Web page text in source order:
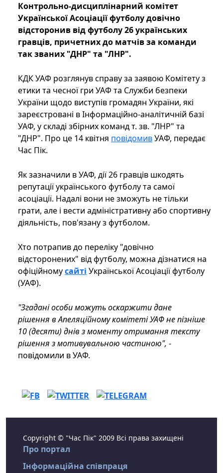
Контрольно-дисциплінарний комітет
Української Асоціації футболу довічно
відсторонив від футболу 26 українських
гравців, причетних до матчів за команди
так званих "ДНР" та "ЛНР".
КДК УАФ розглянув справу за заявою Комітету з
етики та чесної гри УАФ та Служби безпеки
України щодо виступів громадян України, які
зареєстровані в Інформаційно-аналітичній базі
УАФ, у складі збірних команд т. зв. "ЛНР" та
"ДНР". Про це 14 квітня повідомивУАФ, передає
Час Пік.
Як зазначили в УАФ, дії 26 гравців шкодять
репутації українського футболу та самої
асоціації. Надалі вони не зможуть не тільки
грати, але і вести адміністративну або спортивну
діяльність, пов'язану з футболом.
Хто потрапив до переліку "довічно
відсторонених" від футболу, можна дізнатися на
офіційномусайті Української Асоціації футболу
(УАФ).
"Згадані особи можуть оскаржити дане
рішення в Апеляційному комітеті УАФ не пізніше
10 (десяти) днів з моменту отримання тексту
рішення з мотивувальною частиною", -
повідомили в УАФ.
Copyright © "Час Пік" 2009 Всі права захищені
Про портал
Інформаційна співпраця